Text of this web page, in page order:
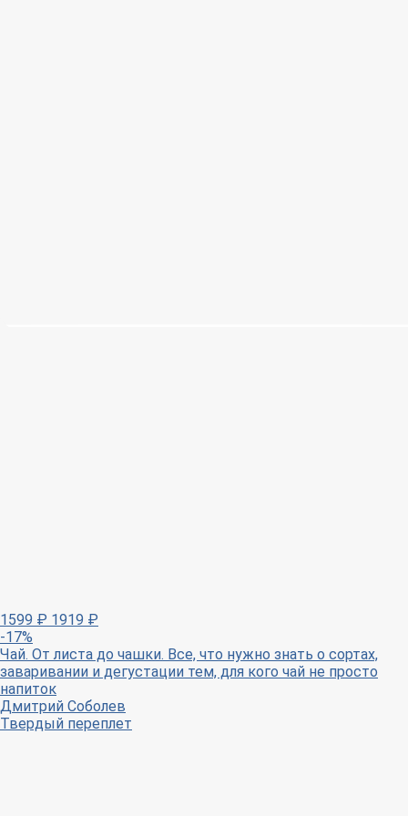
1599 ₽ 1919 ₽
-17%
Чай. От листа до чашки. Все, что нужно знать о сортах,
заваривании и дегустации тем, для кого чай не просто
напиток
Дмитрий Соболев
Твердый переплет